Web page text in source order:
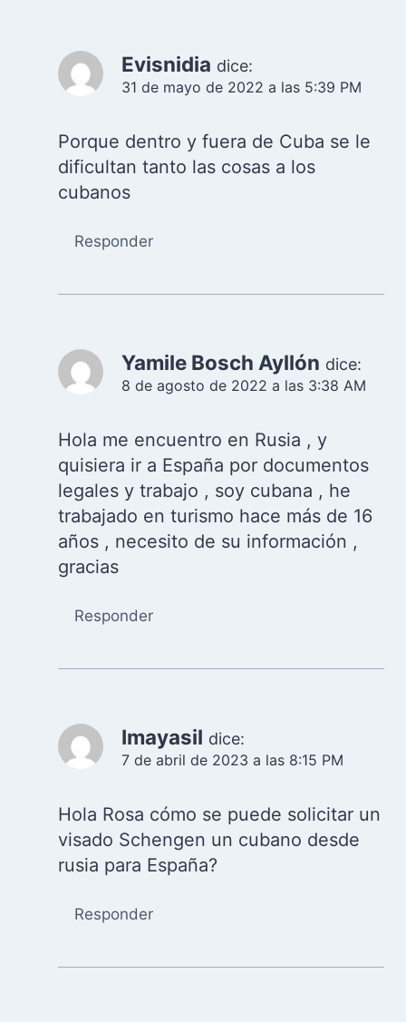
Evisnidia dice:
31 de mayo de 2022 a las 5:39 PM
Porque dentro y fuera de Cuba se le
dificultan tanto las cosas a los
cubanos
Responder
Yamile Bosch Ayllón dice:
8 de agosto de 2022 a las 3:38 AM
Hola me encuentro en Rusia , y
quisiera ir a España por documentos
legales y trabajo , soy cubana , he
trabajado en turismo hace más de 16
años , necesito de su información ,
gracias
Responder
Imayasil dice:
7 de abril de 2023 a las 8:15 PM
Hola Rosa cómo se puede solicitar un
visado Schengen un cubano desde
rusia para España?
Responder